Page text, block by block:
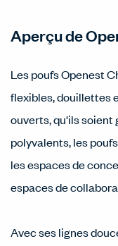
Aperçu de
Les poufs Openest
flexibles, douillettes
ouverts, qu'ils soient
polyvalents, les
les espaces de
espaces de
Avec ses lignes